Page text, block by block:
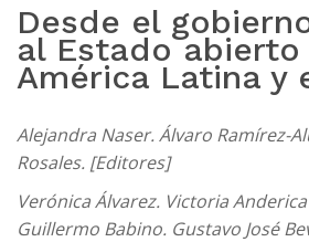
Desde el
al Estado abierto
América Latina y
Alejandra Naser. Álvaro Ramírez-
Rosales. [Editores]
Verónica Álvarez. Victoria
Guillermo Babino. Gustavo José